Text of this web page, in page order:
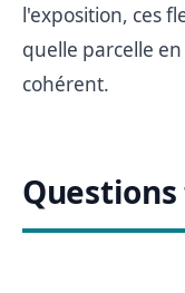
l'exposition, ces
quelle parcelle
cohérent.